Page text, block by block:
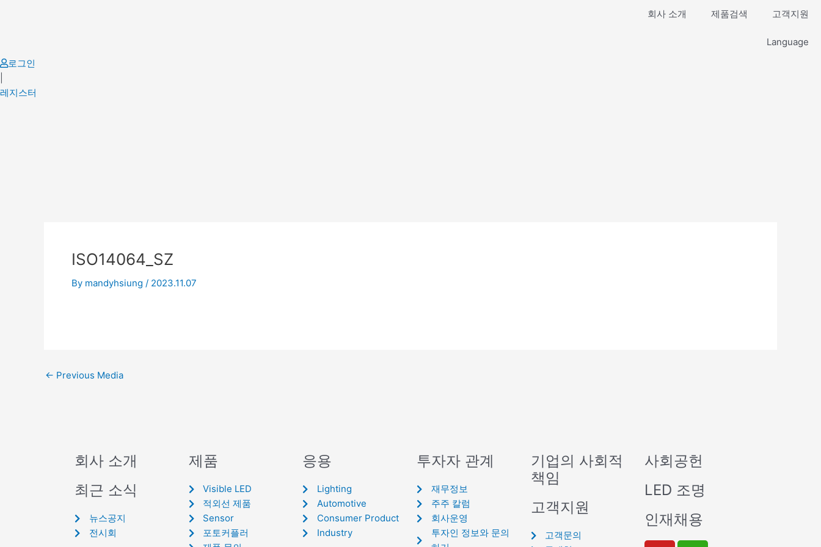
회사 소개 제품검색 고객지원
Language
로그인
레지스터
ISO14064_SZ
By mandyhsiung / 2023.11.07
← Previous Media
회사 소개
최근 소식
뉴스공지
전시회
제품
Visible LED
적외선 제품
Sensor
포토커플러
응용
Lighting
Automotive
Consumer Product
Industry
투자자 관계
재무정보
주주 칼럼
회사운영
투자인 정보와 문의
기업의 사회적
책임
고객지원
고객문의
사회공헌
LED 조명
인재채용